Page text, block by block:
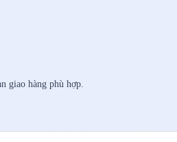
giao hàng phù hợp.